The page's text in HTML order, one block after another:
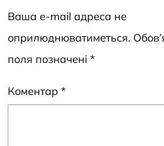
Ваша e-mail адреса не
оприлюднюватиметься.
поля позначені *
Коментар *